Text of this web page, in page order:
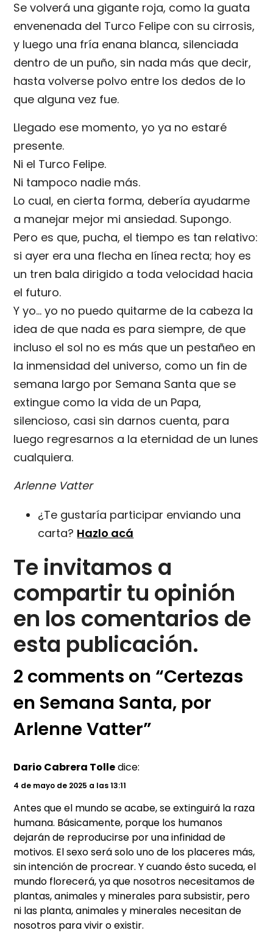
Se volverá una gigante roja, como la guata
envenenada del Turco Felipe con su cirrosis,
y luego una fría enana blanca, silenciada
dentro de un puño, sin nada más que decir,
hasta volverse polvo entre los dedos de lo
que alguna vez fue.
Llegado ese momento, yo ya no estaré
presente.
Ni el Turco Felipe.
Ni tampoco nadie más.
Lo cual, en cierta forma, debería ayudarme
a manejar mejor mi ansiedad. Supongo.
Pero es que, pucha, el tiempo es tan relativo:
si ayer era una flecha en línea recta; hoy es
un tren bala dirigido a toda velocidad hacia
el futuro.
Y yo... yo no puedo quitarme de la cabeza la
idea de que nada es para siempre, de que
incluso el sol no es más que un pestañeo en
la inmensidad del universo, como un fin de
semana largo por Semana Santa que se
extingue como la vida de un Papa,
silencioso, casi sin darnos cuenta, para
luego regresarnos a la eternidad de un lunes
cualquiera.
Arlenne Vatter
¿Te gustaría participar enviando una
carta? Hazlo acá
Te invitamos a
compartir tu opinión
en los comentarios de
esta publicación.
2 comments on “Certezas
en Semana Santa, por
Arlenne Vatter”
Dario Cabrera Tolledice:
4 de mayo de 2025 a las 13:11
Antes que el mundo se acabe, se extinguirá la raza
humana. Básicamente, porque los humanos
dejarán de reproducirse por una infinidad de
motivos. El sexo será solo uno de los placeres más,
sin intención de procrear. Y cuando ésto suceda, el
mundo florecerá, ya que nosotros necesitamos de
plantas, animales y minerales para subsistir, pero
ni las planta, animales y minerales necesitan de
nosotros para vivir o existir.